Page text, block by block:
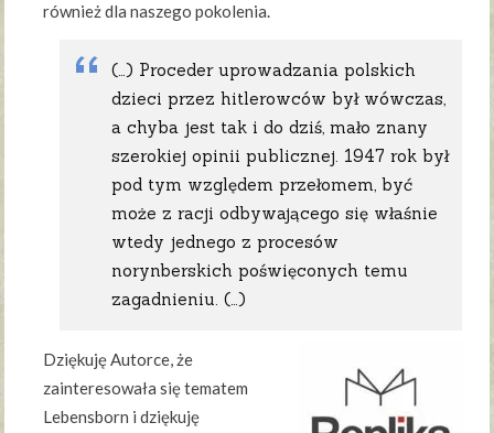
również dla naszego pokolenia.
(…) Proceder uprowadzania polskich
dzieci przez hitlerowców był wówczas,
a chyba jest tak i do dziś, mało znany
szerokiej opinii publicznej. 1947 rok był
pod tym względem przełomem, być
może z racji odbywającego się właśnie
wtedy jednego z procesów
norynberskich poświęconych temu
zagadnieniu. (…)
Dziękuję Autorce, że
zainteresowała się tematem
Lebensborn i dziękuję